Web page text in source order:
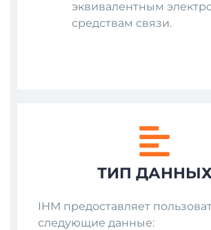
эквивалентным
средствам связи.
ТИП
IHM предоставляет
следующие данные: